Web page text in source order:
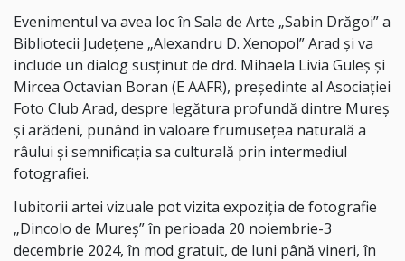
Evenimentul va avea loc în Sala de Arte „Sabin Drăgoi” a
Bibliotecii Județene „Alexandru D. Xenopol” Arad și va
include un dialog susținut de drd. Mihaela Livia Guleș și
Mircea Octavian Boran (E AAFR), președinte al Asociației
Foto Club Arad, despre legătura profundă dintre Mureș
și arădeni, punând în valoare frumusețea naturală a
râului și semnificația sa culturală prin intermediul
fotografiei.
Iubitorii artei vizuale pot vizita expoziția de fotografie
„Dincolo de Mureș” în perioada 20 noiembrie-3
decembrie 2024, în mod gratuit, de luni până vineri, în